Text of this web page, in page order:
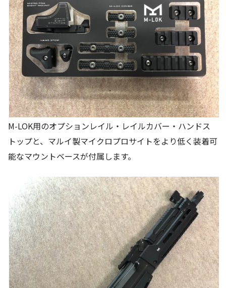
M-LOK用のオプションレイル・レイルカバー・ハンドス
トップと、マルイ製マイクロプロサイトをより低く装着可
能なマウントベースが付属します。